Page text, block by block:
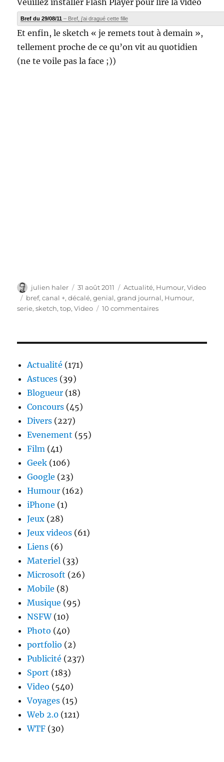
Bref du 29/08/11 – Bref, j’ai dragué cette fille
Et enfin, le sketch « je remets tout à demain »,
tellement proche de ce qu’on vit au quotidien
(ne te voile pas la face ;))
Auteur
julien haler
Publié
le
31 août 2011 Catégories
Actualité, Humour,Video
Étiquettes
bref,canal +,décalé,genial,grand journal, Humour,
serie,sketch,top,Video 10 commentairessur
Actualité (171)
Astuces (39)
Blogueur (18)
Concours (45)
Divers (227)
Evenement (55)
Film (41)
Geek (106)
Google (23)
Humour (162)
iPhone (1)
Jeux (28)
Jeux videos (61)
Liens (6)
Materiel (33)
Microsoft (26)
Mobile (8)
Musique (95)
NSFW(10)
Photo (40)
portfolio (2)
Publicité (237)
Sport (183)
Video (540)
Voyages (15)
Web 2.0 (121)
WTF (30)